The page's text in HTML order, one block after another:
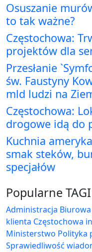
Osuszanie
to tak ważne?
Częstochowa:
projektów dla
Przesłanie
św. Faustyny
mld ludzi na
Częstochowa:
drogowe idą do
Kuchnia
smak steków,
specjałów
Popularne TAGI
Administracja Biurowa
klienta Częstochowa
Ministerstwo Polityka
Sprawiedliwość